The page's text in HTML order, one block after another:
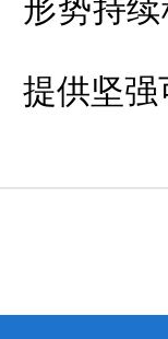
形势持
提供坚